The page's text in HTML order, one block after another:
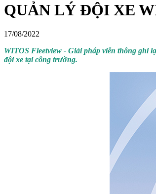
QUẢN LÝ ĐỘI XE
17/08/2022
WITOS Fleetview - Giải pháp viễn thông ghi
đội xe tại công trường.